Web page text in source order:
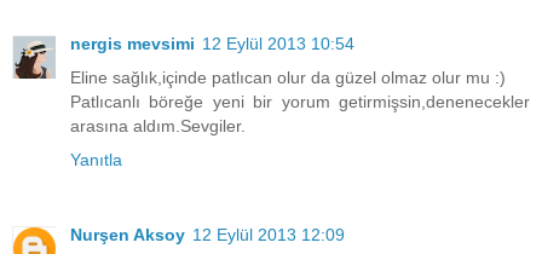
nergis mevsimi 12 Eylül 2013 10:54
Eline sağlık,içinde patlıcan olur da güzel olmaz olur mu :)
Patlıcanlı böreğe yeni bir yorum getirmişsin,denenecekler
arasına aldım.Sevgiler.
Yanıtla
Nurşen Aksoy 12 Eylül 2013 12:09